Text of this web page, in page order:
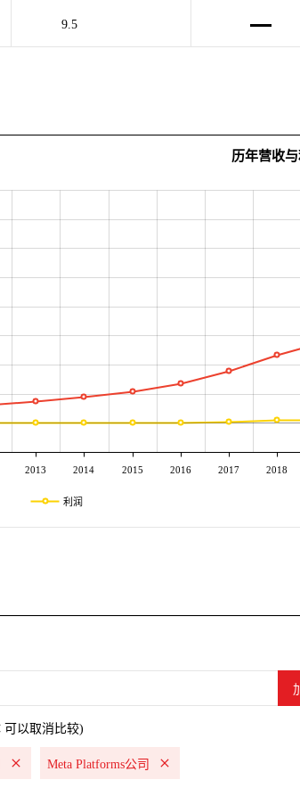
9.5
2013 2014 2015 2016 2017 2018
历年营收与
利润
可以取消比较)
Meta Platforms公司